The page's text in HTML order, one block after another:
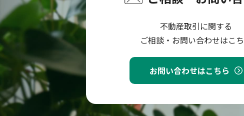
不動産取引に関する
ご相談・お問い合わせはこ
お問い合わせはこちら